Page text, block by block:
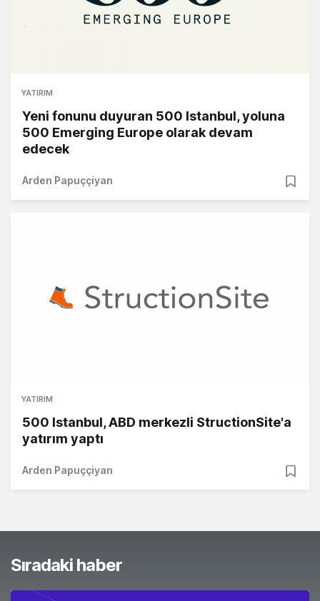
YATIRIM
Yeni fonunu duyuran 500 Istanbul, yoluna
500 Emerging Europe olarak devam
edecek
Arden Papuççiyan
YATIRIM
500 Istanbul, ABD merkezli StructionSite'a
yatırım yaptı
Arden Papuççiyan
Sıradaki haber